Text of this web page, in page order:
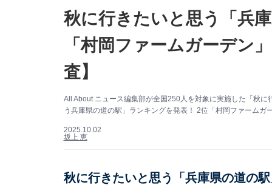
秋に行きたいと思う「兵
「村岡ファームガーデン
査】
All About ニュース編集部が全国250人を対象に実施した「秋
う兵庫県の道の駅」ランキングを発表！ 2位「村岡ファームガ
2025.10.02
坂上 恵
秋に行きたいと思う「兵庫県の道の